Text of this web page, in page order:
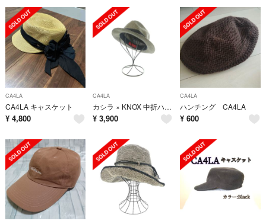
CA4LA
CA4LA キャスケット
¥ 4,800
CA4LA
カシラ × KNOX 中折ハット 帽子 60cm グレー NOX00309
¥ 3,900
CA4LA
ハンチング CA4LA
¥ 600